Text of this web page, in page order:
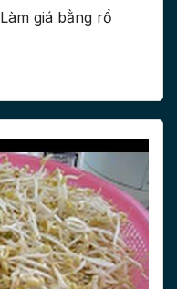
giá bằng rổ